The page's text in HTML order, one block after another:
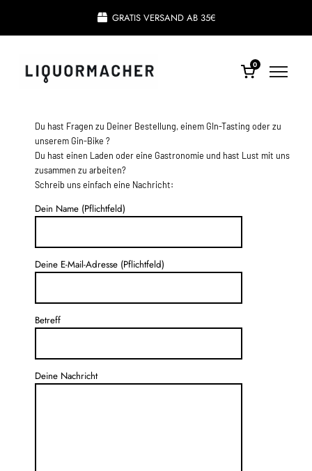
GRATIS VERSAND AB 35€
0
Du hast Fragen zu Deiner Bestellung, einem GIn-Tasting oder zu
unserem Gin-Bike ?
Du hast einen Laden oder eine Gastronomie und hast Lust mit uns
zusammen zu arbeiten?
Schreib uns einfach eine Nachricht:
Dein Name (Pflichtfeld)
Deine E-Mail-Adresse (Pflichtfeld)
Betreff
Deine Nachricht